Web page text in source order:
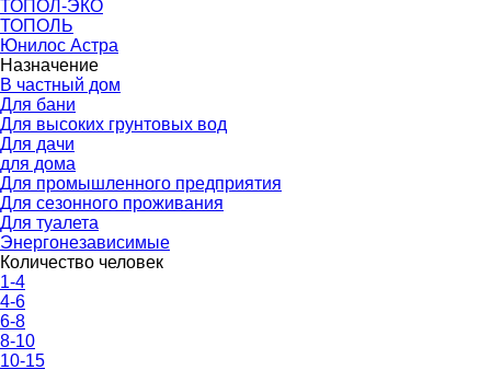
ТОПОЛ-ЭКО
ТОПОЛЬ
Юнилос Астра
Назначение
В частный дом
Для бани
Для высоких грунтовых вод
Для дачи
для дома
Для промышленного предприятия
Для сезонного проживания
Для туалета
Энергонезависимые
Количество человек
1-4
4-6
6-8
8-10
10-15